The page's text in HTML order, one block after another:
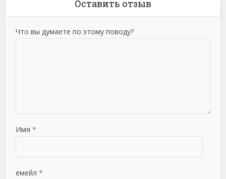
Оставить отзыв
Что вы думаете по этому поводу?
Имя *
емейл *